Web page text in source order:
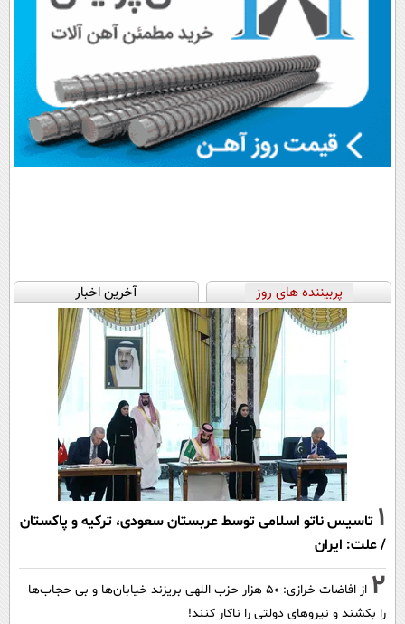
پربیننده های روز آخرین اخبار
1 تاسیس ناتو اسلامی توسط عربستان سعودی، ترکیه و پاکستان
/ علت: ایران
2
از افاضات خرازی: ۵۰ هزار حزب اللهی بریزند خیابان‌ها و بی حجاب‌ها
را بکشند و نیرو‌های دولتی را ناکار کنند!